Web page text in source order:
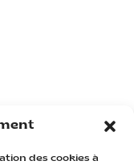
des cookies à
boissons à la